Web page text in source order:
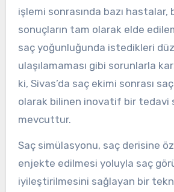
işlemi sonrasında bazı hastalar,
sonuçların tam olarak elde
saç yoğunluğunda istedikleri
ulaşılamaması gibi sorunlarla
ki, Sivas’da saç ekimi sonrası
olarak bilinen inovatif bir tedavi
mevcuttur.
Saç simülasyonu, saç derisine
enjekte edilmesi yoluyla saç
iyileştirilmesini sağlayan bir